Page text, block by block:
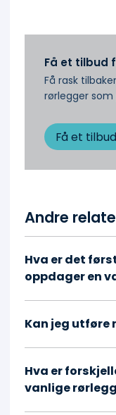
Få et tilbud
Få rask
rørlegger som
Få et tilbud
Andre
Hva er det
oppdager en
Kan jeg utføre
Hva er
vanlige